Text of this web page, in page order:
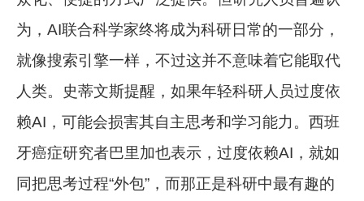
为，AI联合科学家终将成为科研日常的一部分，
就像搜索引擎一样，不过这并不意味着它能取代
人类。史蒂文斯提醒，如果年轻科研人员过度依
赖AI，可能会损害其自主思考和学习能力。西班
牙癌症研究者巴里加也表示，过度依赖AI，就如
同把思考过程“外包”，而那正是科研中最有趣的